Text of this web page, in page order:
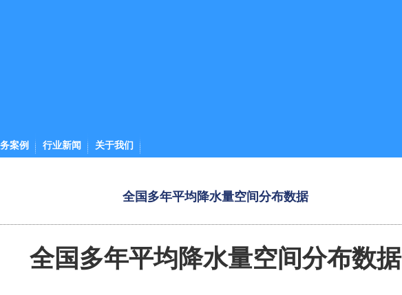
案例 行业新闻 关于我们
全国多年平均降水量空间分布数据
全国多年平均降水量空间分布数据